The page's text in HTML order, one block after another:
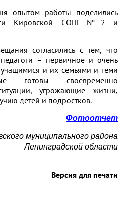
работы поделились
Кировской СОШ №2 и
согласились с тем, что
– первичное и очень
и их семьями и теми
готовы своевременно
угрожающие жизни,
детей и подростков.
Фотоотчет
муниципального района
Ленинградской области
Версия для печати